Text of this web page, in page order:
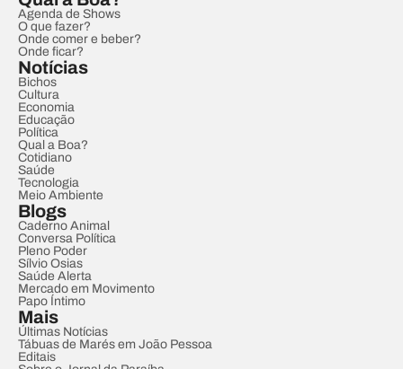
Agenda de Shows
O que fazer?
Onde comer e beber?
Onde ficar?
Notícias
Bichos
Cultura
Economia
Educação
Política
Qual a Boa?
Cotidiano
Saúde
Tecnologia
Meio Ambiente
Blogs
Caderno Animal
Conversa Política
Pleno Poder
Sílvio Osias
Saúde Alerta
Mercado em Movimento
Papo Íntimo
Mais
Últimas Notícias
Tábuas de Marés em João Pessoa
Editais